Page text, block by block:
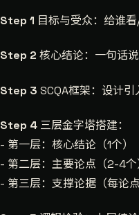
Step 1 目标与受众：给谁
Step 2 核心结论：一句话
Step 3 SCQA框架：设计
Step 4 三层金字塔搭建：
- 第一层：核心结论（1个）
- 第二层：主要论点（2-4个
- 第三层：支撑论据（每论